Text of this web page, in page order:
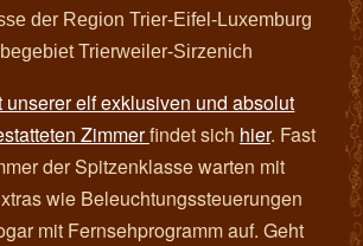
der Region Trier-Eifel-Luxemburg
Trierweiler-Sirzenich
unserer elf exklusiven und absolut
Zimmerfindet sich hier. Fast
der Spitzenklasse warten mit
wie Beleuchtungssteuerungen
mit Fernsehprogramm auf. Geht